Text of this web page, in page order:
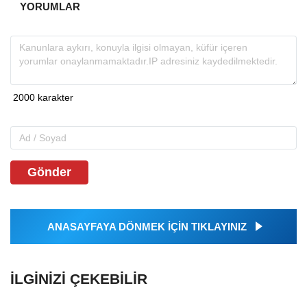
YORUMLAR
Gönder
ANASAYFAYA DÖNMEK İÇİN TIKLAYINIZ
İLGINIZI ÇEKEBILIR